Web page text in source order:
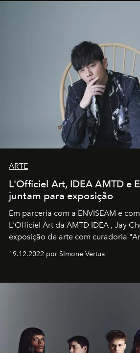
ARTE
L'Officiel Art, IDEA AMTD e
juntam para exposição
Em parceria com a ENVISEAM e
L'Officiel Art da AMTD IDEA , Jay
exposição de arte com curadoria
19.12.2022 por SImone Vertua